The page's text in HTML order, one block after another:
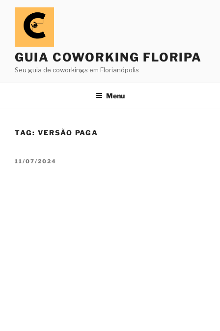
Pular
conteúdo
GUIA COWORKING FLORIPA
Seu guia de coworkings em Florianópolis
Menu
TAG: VERSÃO PAGA
PUBLICADO
11/07/2024